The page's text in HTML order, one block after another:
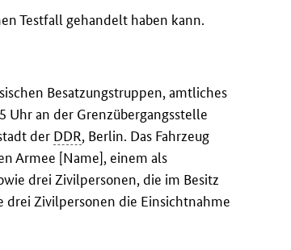
Testfall gehandelt haben kann.
Besatzungstruppen, amtliches
Uhr an der Grenzübergangsstelle
der DDR, Berlin. Das Fahrzeug
Armee [Name], einem als
drei Zivilpersonen, die im Besitz
drei Zivilpersonen die Einsichtnahme